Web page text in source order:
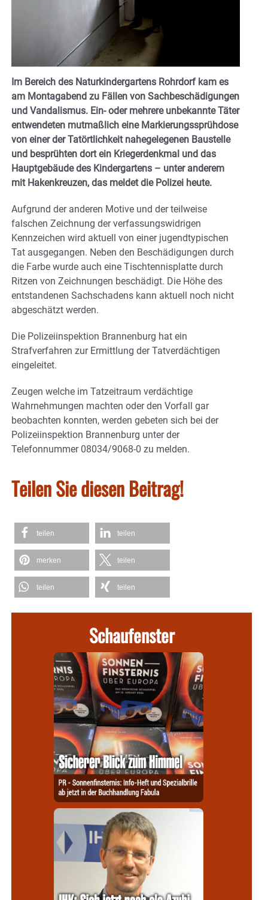
Im Bereich des Naturkindergartens Rohrdorf kam es
am Montagabend zu Fällen von Sachbeschädigungen
und Vandalismus. Ein- oder mehrere unbekannte Täter
entwendeten mutmaßlich eine Markierungssprühdose
von einer der Tatörtlichkeit nahegelegenen Baustelle
und besprühten dort ein Kriegerdenkmal und das
Hauptgebäude des Kindergartens – unter anderem
mit Hakenkreuzen, das meldet die Polizei heute.
Aufgrund der anderen Motive und der teilweise
falschen Zeichnung der verfassungswidrigen
Kennzeichen wird aktuell von einer jugendtypischen
Tat ausgegangen. Neben den Beschädigungen durch
die Farbe wurde auch eine Tischtennisplatte durch
Ritzen von Zeichnungen beschädigt. Die Höhe des
entstandenen Sachschadens kann aktuell noch nicht
abgeschätzt werden.
Die Polizeiinspektion Brannenburg hat ein
Strafverfahren zur Ermittlung der Tatverdächtigen
eingeleitet.
Zeugen welche im Tatzeitraum verdächtige
Wahrnehmungen machten oder den Vorfall gar
beobachten konnten, werden gebeten sich bei der
Polizeiinspektion Brannenburg unter der
Telefonnummer 08034/9068-0 zu melden.
Teilen Sie diesen Beitrag!
teilen teilen
merken teilen
teilen teilen
Schaufenster